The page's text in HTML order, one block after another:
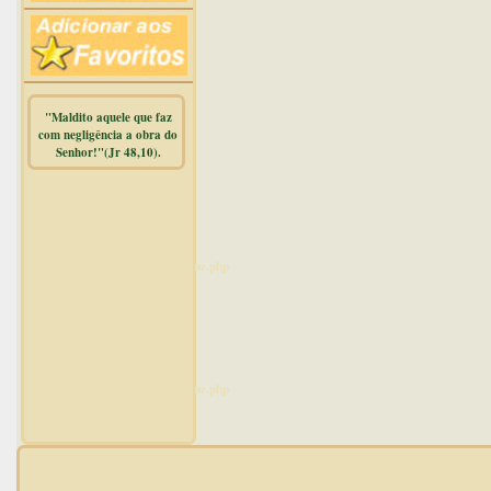
"Maldito aquele que faz
com negligência a obra do
Senhor!"(Jr 48,10).
/home/dicionar/public_html/online.php
/home/dicionar/public_html/online.php